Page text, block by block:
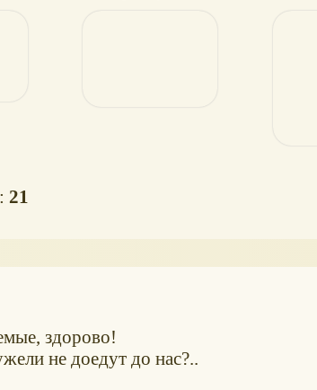
21
здорово!
не доедут до нас?..